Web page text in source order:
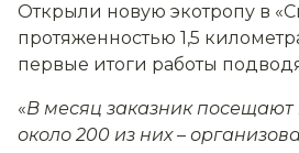
Открыли новую экотропу в
протяженностью 1,5
первые итоги работы
«В месяц заказник посещают
около 200 из них–